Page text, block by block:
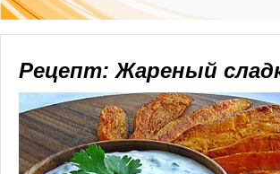
Рецепт: Жареный